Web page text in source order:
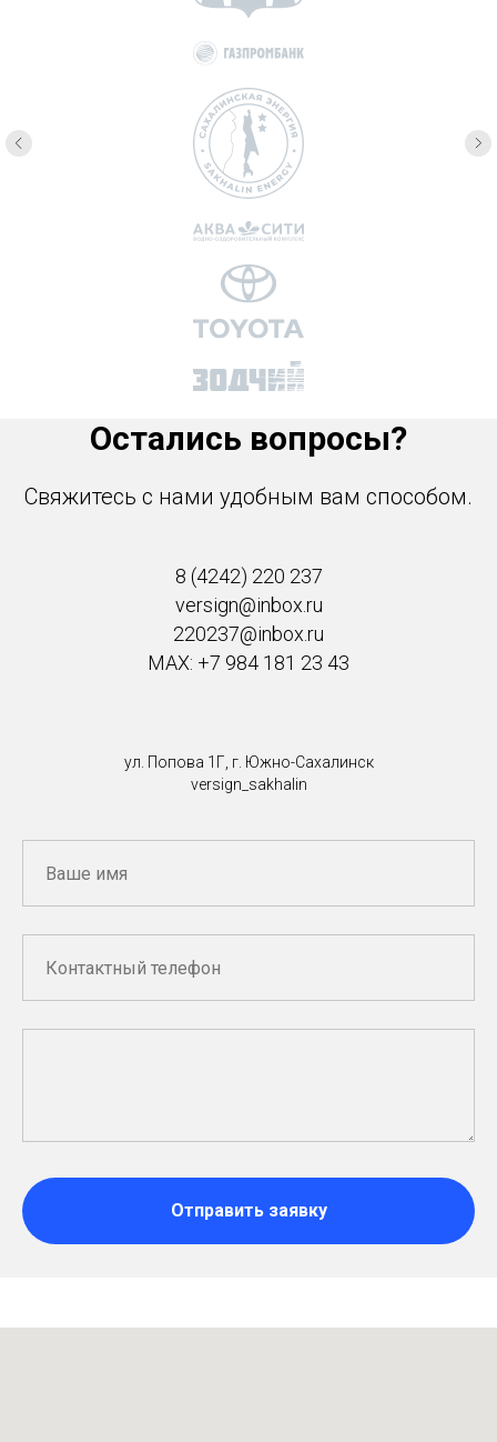
Остались вопросы?
Свяжитесь с нами удобным вам способом.
8 (4242) 220 237
versign@inbox.ru
220237@inbox.ru
MAX: +7 984 181 23 43
ул. Попова 1Г, г. Южно-Сахалинск
versign_sakhalin
Отправить заявку